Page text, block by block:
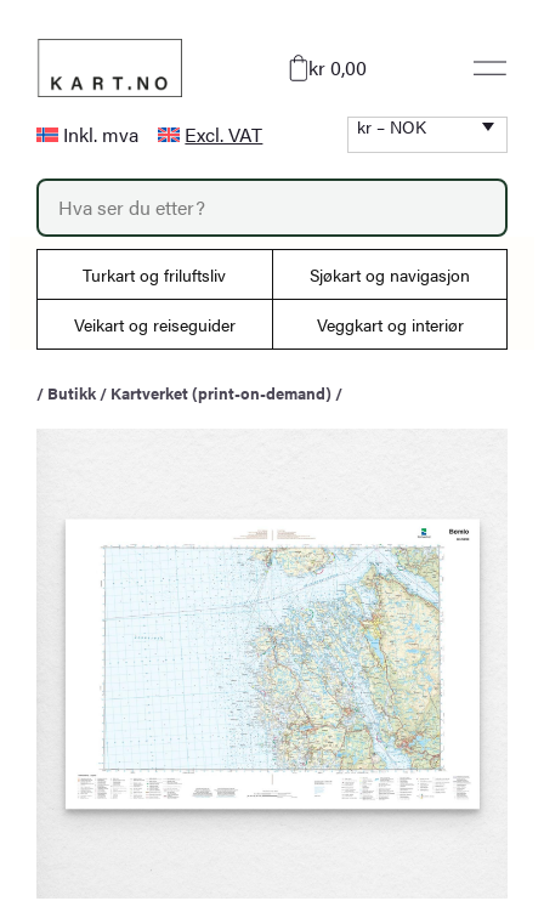
innhold
kr 0,00
Inkl. mva Excl. VAT kr – NOK
P
o
d
t
r
Turkart og friluftsliv Sjøkart og navigasjon
Veikart og reiseguider Veggkart og interiør
/ Butikk / Kartverket (print-on-demand) /